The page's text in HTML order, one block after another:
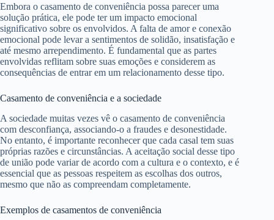
Embora o casamento de conveniência possa parecer uma
solução prática, ele pode ter um impacto emocional
significativo sobre os envolvidos. A falta de amor e conexão
emocional pode levar a sentimentos de solidão, insatisfação e
até mesmo arrependimento. É fundamental que as partes
envolvidas reflitam sobre suas emoções e considerem as
consequências de entrar em um relacionamento desse tipo.
Casamento de conveniência e a sociedade
A sociedade muitas vezes vê o casamento de conveniência
com desconfiança, associando-o a fraudes e desonestidade.
No entanto, é importante reconhecer que cada casal tem suas
próprias razões e circunstâncias. A aceitação social desse tipo
de união pode variar de acordo com a cultura e o contexto, e é
essencial que as pessoas respeitem as escolhas dos outros,
mesmo que não as compreendam completamente.
Exemplos de casamentos de conveniência